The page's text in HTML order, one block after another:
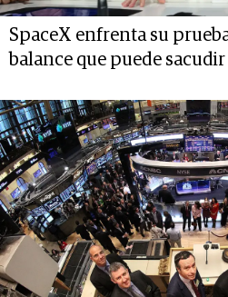
SpaceX enfrenta su
balance que puede